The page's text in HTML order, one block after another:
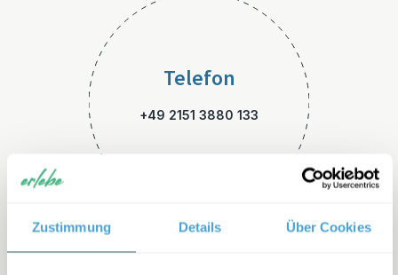
Zustimmung Details Über Cookies
Telefon
+49 2151 3880 133